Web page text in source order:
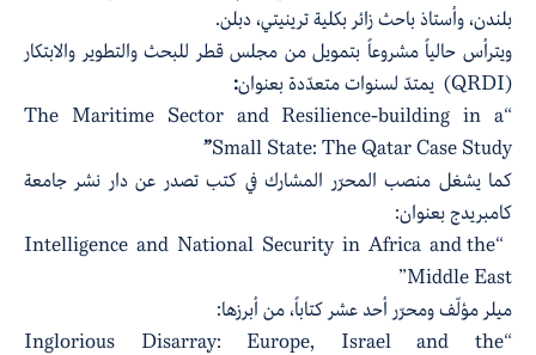
بلندن، وأستاذ باحث زائر بكلية ترينيتي، دبلن.
ويترأس حالياً مشروعاً بتمويل من مجلس قطر للبحث والتطوير والابتكار
(QRDI) يمتدّ لسنوات متعدّدة بعنوان
:
“The Maritime Sector and Resilience-building in a
Small State: The Qatar Case Study
”
كما يشغل منصب المحرّر المشارك في كتب تصدر عن دار نشر جامعة
كامبريدج بعنوان:
“Intelligence and National Security in Africa and the
Middle East”
ميلر مؤلّف ومحرّر أحد عشر كتاباً، من أبرزها:
“Inglorious Disarray: Europe, Israel and the